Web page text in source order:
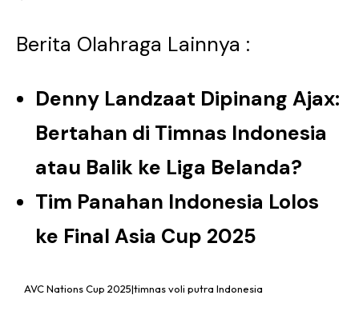
Berita Olahraga Lainnya :
Denny Landzaat Dipinang Ajax:
Bertahan di Timnas Indonesia
atau Balik ke Liga Belanda?
Tim Panahan Indonesia Lolos
ke Final Asia Cup 2025
AVC Nations Cup 2025|timnas voli putra Indonesia